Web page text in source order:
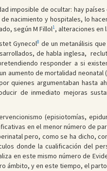
imposible de ocultar: hay
nacimiento y hospitales, lo
según M Fillol1, alteraciones en
Gynecol8 de un metanálisis
de habla inglesa,
responder a si
aumento de mortalidad
quienes argumentaban hasta
de inmediato mejoras
(episiotomías,
en el menor número de
pero, como se ha dicho,
donde la cualificación del
en este mismo número de
ámbito, y en este tiempo, el